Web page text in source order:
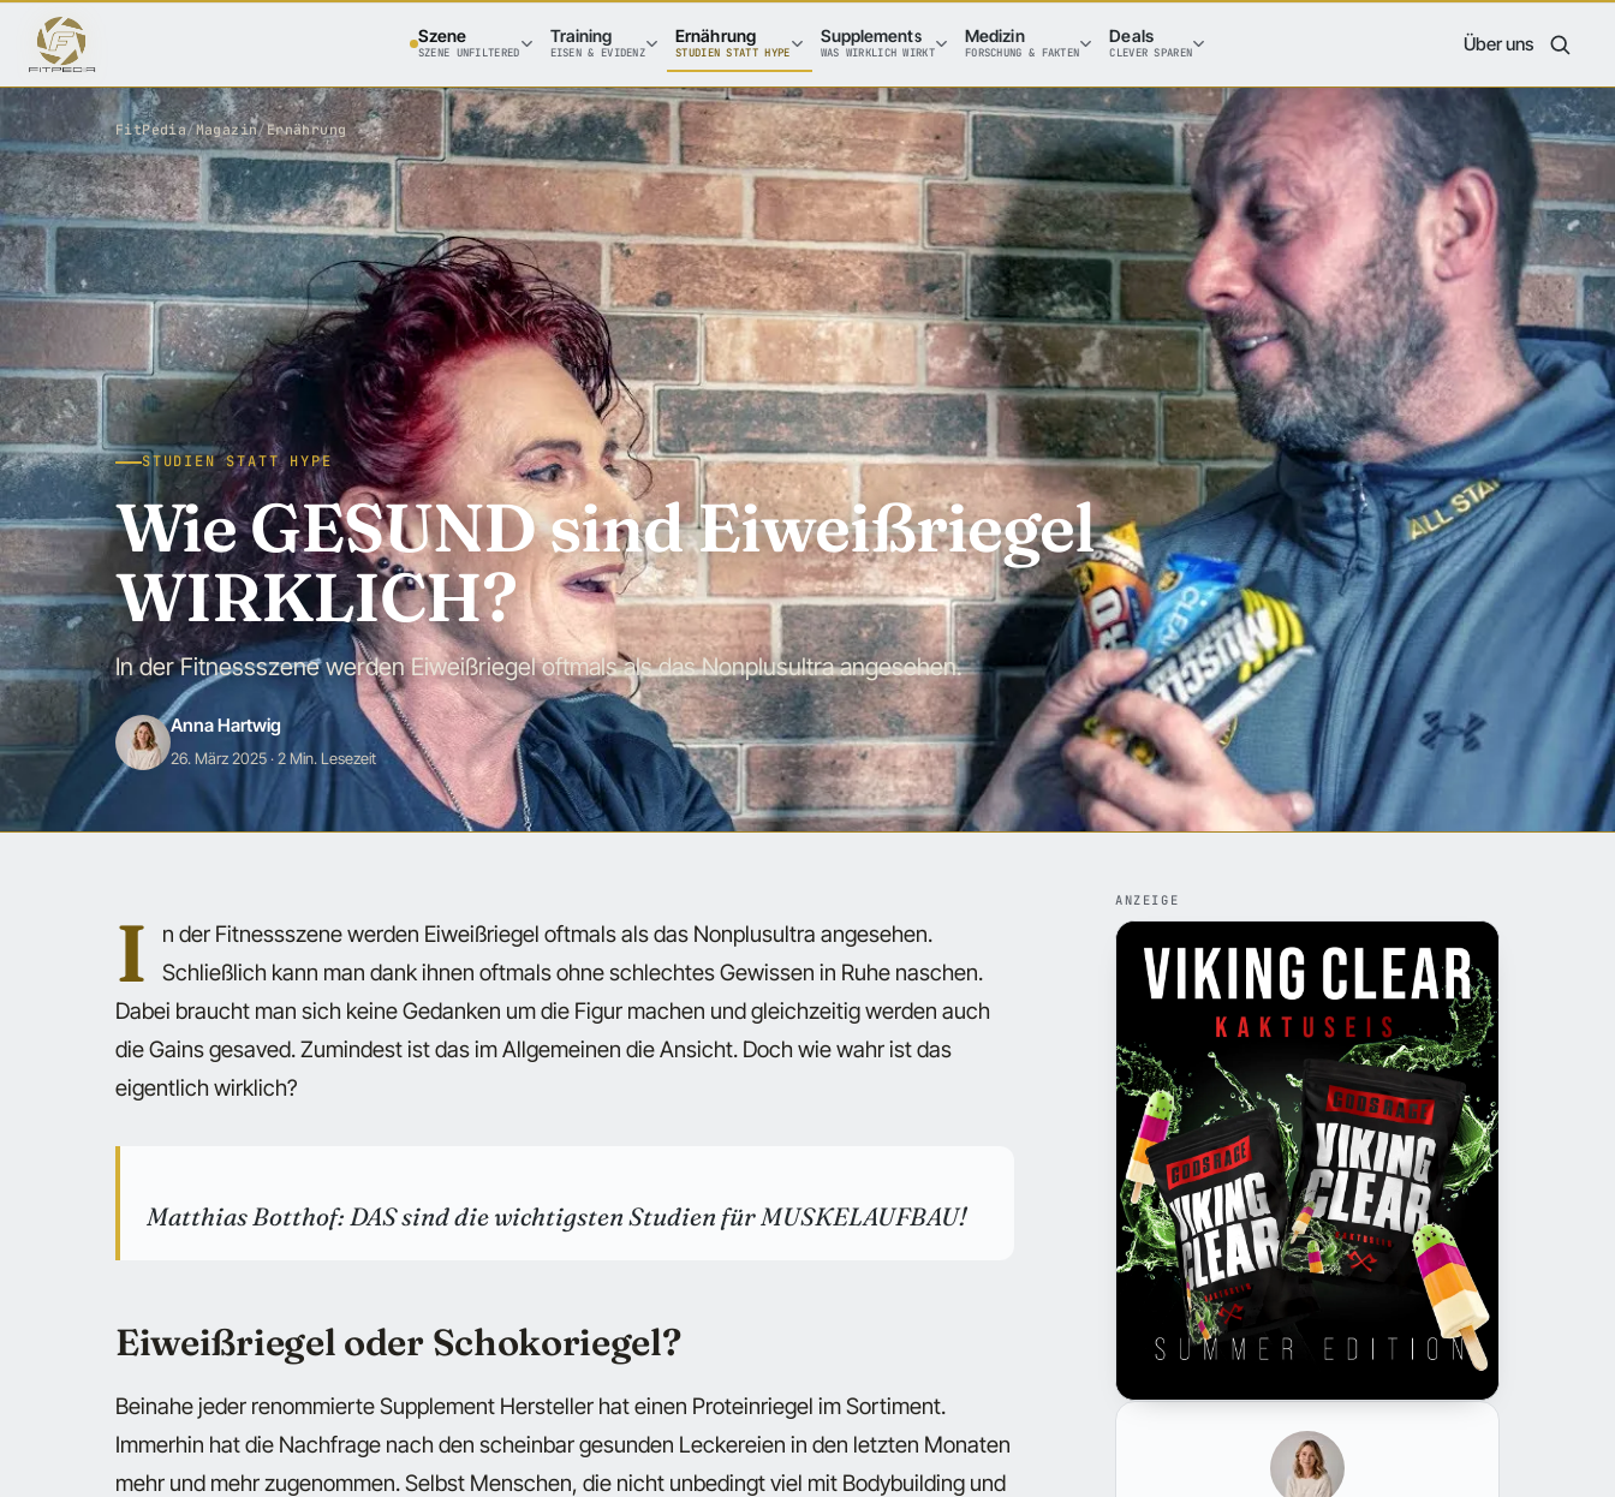
Szene
SZENE UNFILTERED
Training
EISEN & EVIDENZ
Ernährung
STUDIEN STATT HYPE
Supplements
WAS WIRKLICH WIRKT
Medizin
FORSCHUNG & FAKTEN
Deals
CLEVER SPAREN Über uns
FitPedia/Magazin/Ernährung
STUDIEN STATT HYPE
Wie GESUND sind Eiweißriegel
WIRKLICH?
In der Fitnessszene werden Eiweißriegel oftmals als das Nonplusultra angesehen.
Anna Hartwig
26. März 2025· 2 Min. Lesezeit
I
n der Fitnessszene werden Eiweißriegel oftmals als das Nonplusultra angesehen.
Schließlich kann man dank ihnen oftmals ohne schlechtes Gewissen in Ruhe naschen.
Dabei braucht man sich keine Gedanken um die Figur machen und gleichzeitig werden auch
die Gains gesaved. Zumindest ist das im Allgemeinen die Ansicht. Doch wie wahr ist das
eigentlich wirklich?
Matthias Botthof: DAS sind die wichtigsten Studien für MUSKELAUFBAU!
Eiweißriegel oder Schokoriegel?
Beinahe jeder renommierte Supplement Hersteller hat einen Proteinriegel im Sortiment.
Immerhin hat die Nachfrage nach den scheinbar gesunden Leckereien in den letzten Monaten
mehr und mehr zugenommen. Selbst Menschen, die nicht unbedingt viel mit Bodybuilding und
ANZEIGE